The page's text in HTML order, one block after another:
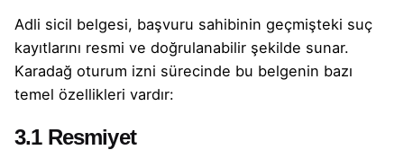
Adli sicil belgesi, başvuru sahibinin geçmişteki suç
kayıtlarını resmi ve doğrulanabilir şekilde sunar.
Karadağ oturum izni sürecinde bu belgenin bazı
temel özellikleri vardır:
3.1 Resmiyet